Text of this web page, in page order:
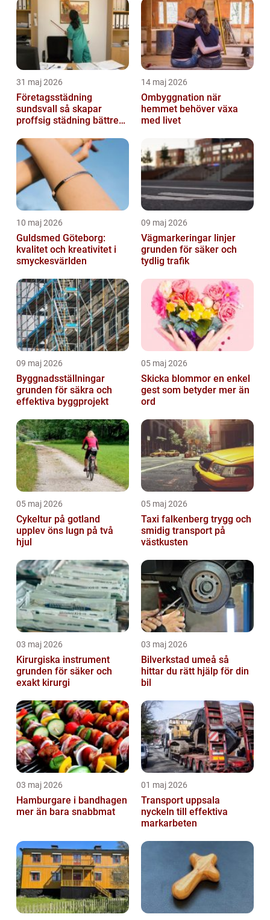
31 maj 2026
Företagsstädning
sundsvall så skapar
proffsig städning bättre
14 maj 2026
Ombyggnation när
hemmet behöver växa
med livet
10 maj 2026
Guldsmed Göteborg:
kvalitet och kreativitet i
smyckesvärlden
09 maj 2026
Vägmarkeringar linjer
grunden för säker och
tydlig trafik
09 maj 2026
Byggnadsställningar
grunden för säkra och
effektiva byggprojekt
05 maj 2026
Skicka blommor en enkel
gest som betyder mer än
ord
05 maj 2026
Cykeltur på gotland
upplev öns lugn på två
hjul
05 maj 2026
Taxi falkenberg trygg och
smidig transport på
västkusten
03 maj 2026
Kirurgiska instrument
grunden för säker och
exakt kirurgi
03 maj 2026
Bilverkstad umeå så
hittar du rätt hjälp för din
bil
03 maj 2026
Hamburgare i bandhagen
mer än bara snabbmat
01 maj 2026
Transport uppsala
nyckeln till effektiva
markarbeten